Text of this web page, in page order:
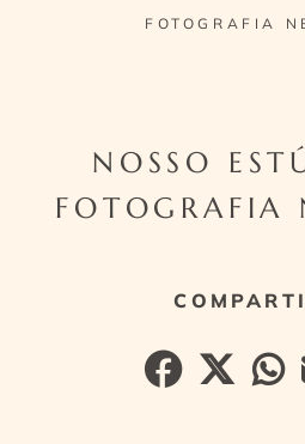
FOTOGRAFIA
NOSSO
FOTOGRAFIA